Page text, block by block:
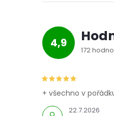
4,9
172
22.7.2026
+ všechno v